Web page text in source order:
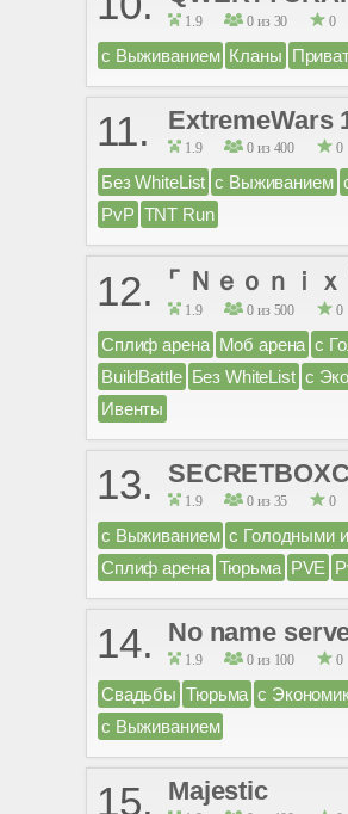
1.9 0 из 30 0
с Выживанием Кланы
11. ExtremeWars
1.9 0 из 400 0
Без WhiteList с Выживанием
PvP TNT Run
12. ⌜ Ｎｅｏｎｉ
1.9 0 из 500 0
Сплиф арена Моб арена с
BuildBattle Без WhiteList с
Ивенты
13. 1.9 0 из 35 0
с Выживанием с Голодными
Сплиф арена Тюрьма PVE
14. No name
1.9 0 из 100 0
Свадьбы Тюрьма с
с Выживанием
15. Majestic